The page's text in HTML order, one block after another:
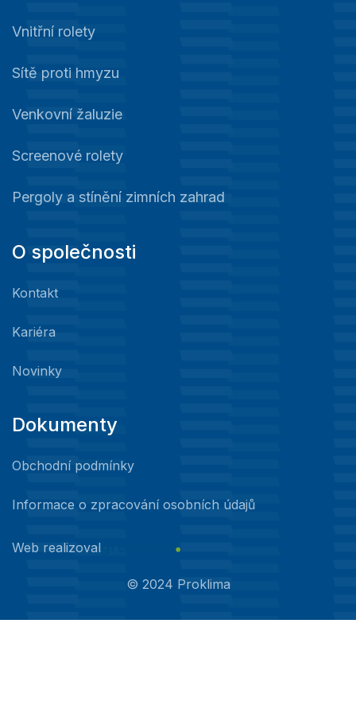
Vnitřní rolety
Sítě proti hmyzu
Venkovní žaluzie
Screenové rolety
Pergoly a stínění zimních zahrad
O společnosti
Kontakt
Kariéra
Novinky
Dokumenty
Obchodní podmínky
Informace o zpracování osobních údajů
Web realizoval
© 2024 Proklima